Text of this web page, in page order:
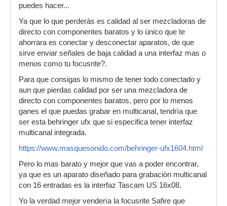
puedes hacer...
Ya que lo que perderàs es calidad al ser mezcladoras de
directo con componentes baratos y lo ùnico que te
ahorrara es conectar y desconectar aparatos, de que
sirve enviar señales de baja calidad a una interfaz mas o
menos como tu focusrite?.
Para que consigas lo mismo de tener todo conectado y
aun que pierdas calidad por ser una mezcladora de
directo con componentes baratos, pero por lo menos
ganes el que puedas grabar en multicanal, tendrìa que
ser esta behringer ufx que si especifica tener interfaz
multicanal integrada.
https://www.masquesonido.com/behringer-ufx1604.html
Pero lo mas barato y mejor que vas a poder encontrar,
ya que es un aparato diseñado para grabaciòn multicanal
con 16 entradas es la interfaz Tascam US 16x08.
Yo la verdad mejor venderìa la focusrite Safire que